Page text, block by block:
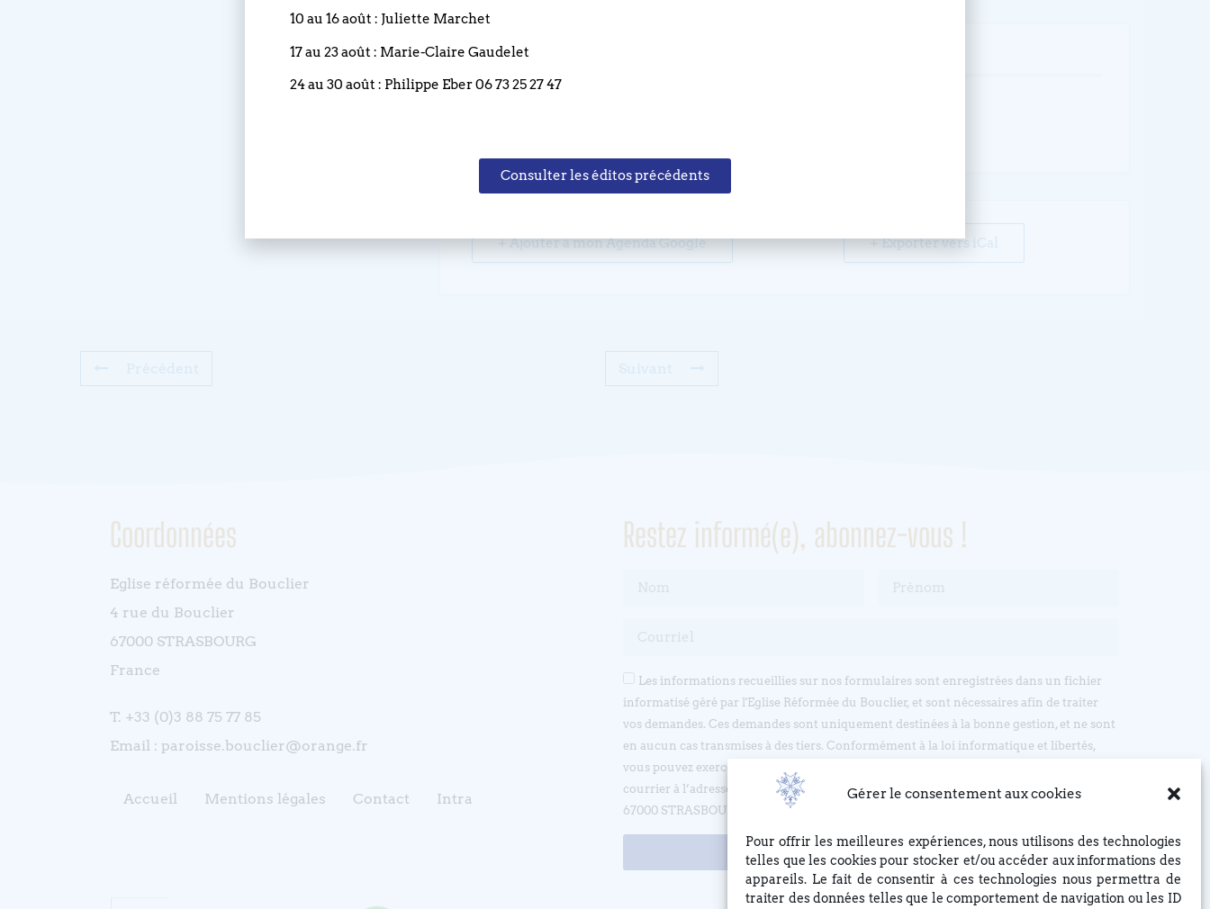
Gérer le consentement aux cookies
Pour offrir les meilleures expériences, nous utilisons des technologies
telles que les cookies pour stocker et/ou accéder aux informations des
appareils. Le fait de consentir à ces technologies nous permettra de
traiter des données telles que le comportement de navigation ou les ID
+ Ajouter à mon Agenda Google + Exporter vers iCal
Coordonnées
Eglise réformée du Bouclier
4 rue du Bouclier
67000 STRASBOURG
France
T. +33 (0)3 88 75 77 85
Email : paroisse.bouclier@orange.fr
Accueil Mentions légales Contact Intra
Restez informé(e), abonnez-vous !
Les informations recueillies sur nos formulaires sont enregistrées dans un fichier
informatisé géré par l'Eglise Réformée du Bouclier, et sont nécessaires afin de traiter
vos demandes. Ces demandes sont uniquement destinées à la bonne gestion, et ne sont
en aucun cas transmises à des tiers. Conformément à la loi informatique et libertés,
vous pouvez exercer votre droit d’accès, d’opposition et de rectification, en écrivant par
courrier à l’adresse suivante : EGLISE REFORMEE DU BOUCLIER, 4 rue du Bouclier,
67000 STRASBOURG ou en écrivant à eglise(at)lebouclier.fr
Je m'abonne
10 au 16 août : Juliette Marchet
17 au 23 août : Marie-Claire Gaudelet
24 au 30 août : Philippe Eber 06 73 25 27 47
Consulter les éditos précédents